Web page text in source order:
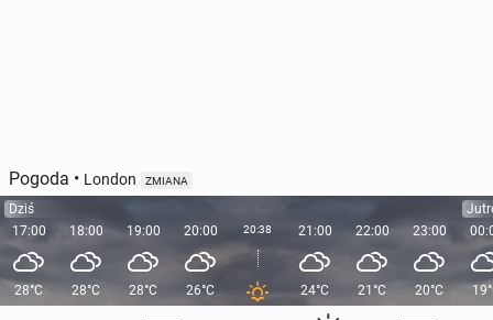
Pogoda • London ZMIANA
Dziś
17:00
28°C
18:00
28°C
19:00
28°C
20:00
26°C
20:38 21:00
24°C
22:00
21°C
23:00
20°C